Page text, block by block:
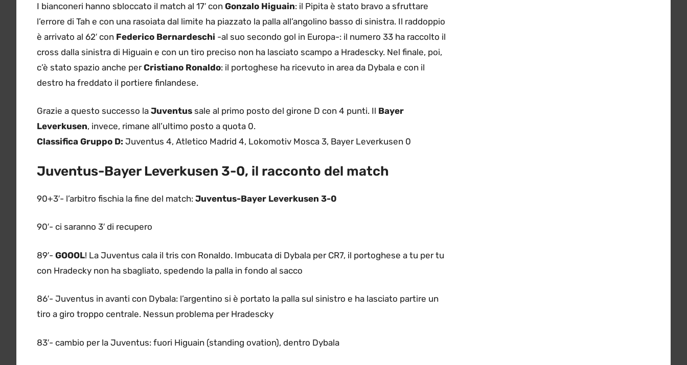
I bianconeri hanno sbloccato il match al 17′ con Gonzalo Higuain: il Pipita è stato bravo a sfruttare
l’errore di Tah e con una rasoiata dal limite ha piazzato la palla all’angolino basso di sinistra. Il raddoppio
è arrivato al 62′ con Federico Bernardeschi -al suo secondo gol in Europa-: il numero 33 ha raccolto il
cross dalla sinistra di Higuain e con un tiro preciso non ha lasciato scampo a Hradescky. Nel finale, poi,
c’è stato spazio anche perCristiano Ronaldo: il portoghese ha ricevuto in area da Dybala e con il
destro ha freddato il portiere finlandese.
Grazie a questo successo la Juventus sale al primo posto del girone D con 4 punti. Il Bayer
Leverkusen, invece, rimane all’ultimo posto a quota 0.
Classifica Gruppo D: Juventus 4, Atletico Madrid 4, Lokomotiv Mosca 3, Bayer Leverkusen 0
Juventus-Bayer Leverkusen 3-0, il racconto del match
90+3′- l’arbitro fischia la fine del match: Juventus-Bayer Leverkusen 3-0
90′- ci saranno 3′ di recupero
89′- GOOOL! La Juventus cala il tris con Ronaldo. Imbucata di Dybala per CR7, il portoghese a tu per tu
con Hradecky non ha sbagliato, spedendo la palla in fondo al sacco
86′- Juventus in avanti con Dybala: l’argentino si è portato la palla sul sinistro e ha lasciato partire un
tiro a giro troppo centrale. Nessun problema per Hradescky
83′- cambio per la Juventus: fuori Higuain (standing ovation), dentro Dybala